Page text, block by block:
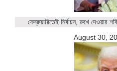
ফেব্রুয়ারিতেই নির্বাচন, রুখে দেওয়ার
August 30,